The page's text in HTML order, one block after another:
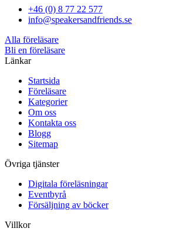
+46 (0) 8 77 22 577
info@speakersandfriends.se
Alla föreläsare
Bli en föreläsare​
Länkar
Startsida
Föreläsare
Kategorier
Om oss
Kontakta oss
Blogg
Sitemap
Övriga tjänster
Digitala föreläsningar
Eventbyrå
Försäljning av böcker
Villkor